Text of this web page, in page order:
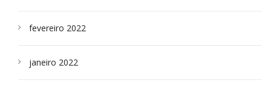
fevereiro 2022
janeiro 2022